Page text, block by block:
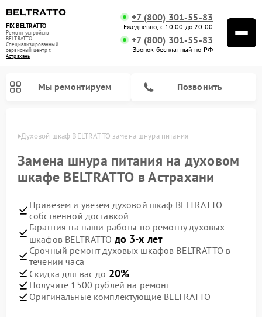
FIX-BELTRATTO
Ремонт устройств
BELTRATTO
Специализированный
cервисный центр г.
Астрахань
+7 (800) 301-55-83
Ежедневно, с 10:00 до 20:00
+7 (800) 301-55-83
Звонок бесплатный по РФ
Мы ремонтируем Позвонить
Духовой шкаф BELTRATTO замена шнура питания
Замена шнура питания на духовом
шкафе BELTRATTO в Астрахани
Привезем и увезем духовой шкаф BELTRATTO
собственной доставкой
Гарантия на наши работы по ремонту духовых
шкафов BELTRATTO до 3-х лет
Срочный ремонт духовых шкафов BELTRATTO в
течении часа
Скидка для вас до 20%
Получите 1500 рублей на ремонт
Оригинальные комплектующие BELTRATTO